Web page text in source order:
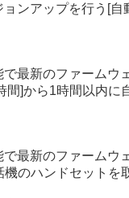
ンアップを行う[自
最新のファームウ
間]から1時間以内に
最新のファームウ
のハンドセットを